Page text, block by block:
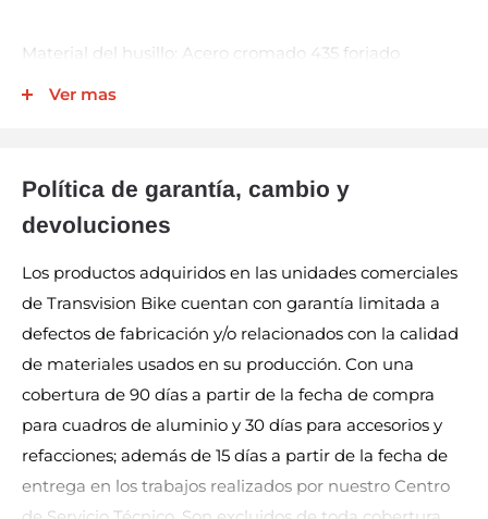
Material del husillo: Acero cromado 435 forjado
Tipo de rodamiento externo: rodamiento de cartucho
de enduro
Material Estructura del pedal: Material compuesto
Eje del pedal: 435 acero al cromo-molibdeno forjado
Ver mas
Política de garantía, cambio y
devoluciones
Los productos adquiridos en las unidades comerciales
de Transvision Bike cuentan con garantía limitada a
defectos de fabricación y/o relacionados con la calidad
de materiales usados en su producción. Con una
cobertura de 90 días a partir de la fecha de compra
para cuadros de aluminio y 30 días para accesorios y
refacciones; además de 15 días a partir de la fecha de
entrega en los trabajos realizados por nuestro Centro